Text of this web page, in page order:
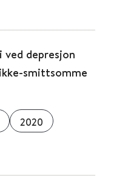
depresjon
smittsomme
2020